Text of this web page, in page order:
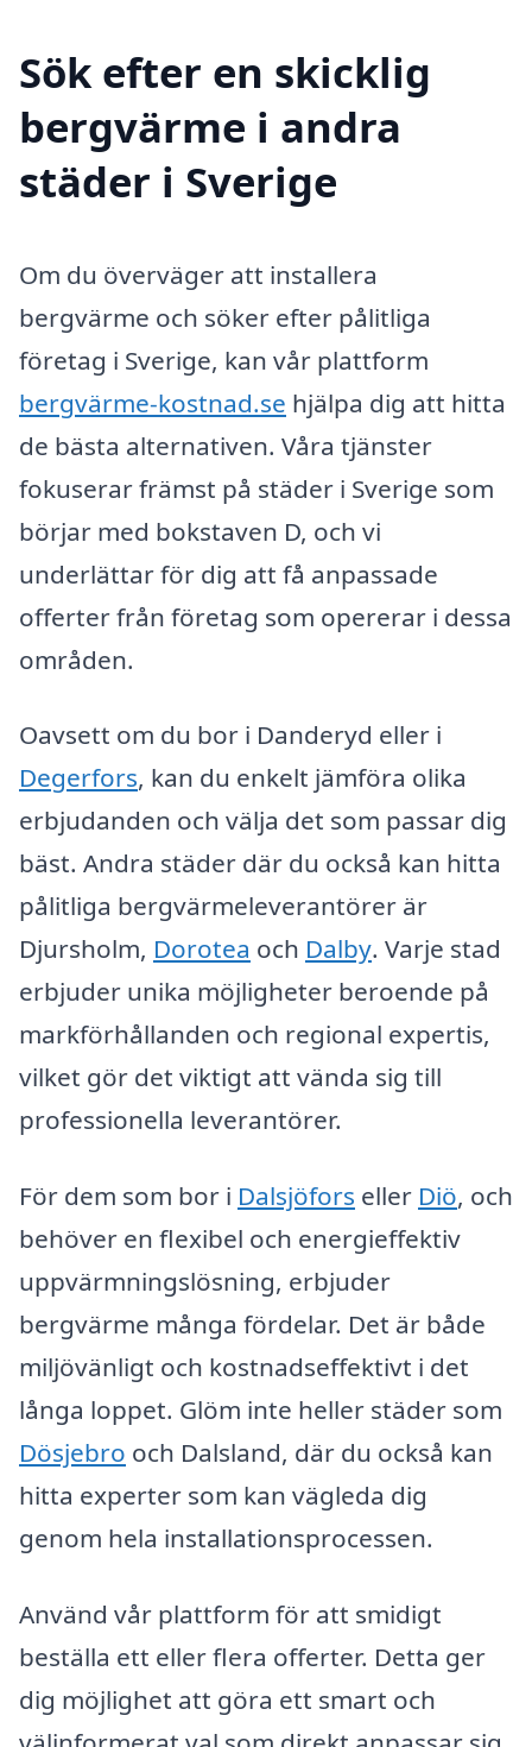
Sök efter en skicklig
bergvärme i andra
städer i Sverige
Om du överväger att installera
bergvärme och söker efter pålitliga
företag i Sverige, kan vår plattform
bergvärme-kostnad.se hjälpa dig att hitta
de bästa alternativen. Våra tjänster
fokuserar främst på städer i Sverige som
börjar med bokstaven D, och vi
underlättar för dig att få anpassade
offerter från företag som opererar i dessa
områden.
Oavsett om du bor i Danderyd eller i
Degerfors, kan du enkelt jämföra olika
erbjudanden och välja det som passar dig
bäst. Andra städer där du också kan hitta
pålitliga bergvärmeleverantörer är
Djursholm, Dorotea och Dalby. Varje stad
erbjuder unika möjligheter beroende på
markförhållanden och regional expertis,
vilket gör det viktigt att vända sig till
professionella leverantörer.
För dem som bor i Dalsjöfors eller Diö, och
behöver en flexibel och energieffektiv
uppvärmningslösning, erbjuder
bergvärme många fördelar. Det är både
miljövänligt och kostnadseffektivt i det
långa loppet. Glöm inte heller städer som
Dösjebro och Dalsland, där du också kan
hitta experter som kan vägleda dig
genom hela installationsprocessen.
Använd vår plattform för att smidigt
beställa ett eller flera offerter. Detta ger
dig möjlighet att göra ett smart och